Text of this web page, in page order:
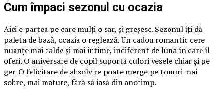
Cum împaci sezonul cu ocazia
Aici e partea pe care mulți o sar, și greșesc. Sezonul îți dă
paleta de bază, ocazia o reglează. Un cadou romantic cere
nuanțe mai calde și mai intime, indiferent de luna în care îl
oferi. O aniversare de copil suportă culori vesele chiar și pe
ger. O felicitare de absolvire poate merge pe tonuri mai
sobre, mai mature, fără să iasă din anotimp.